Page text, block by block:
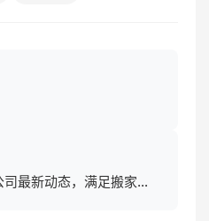
最新动态，满足搬家需